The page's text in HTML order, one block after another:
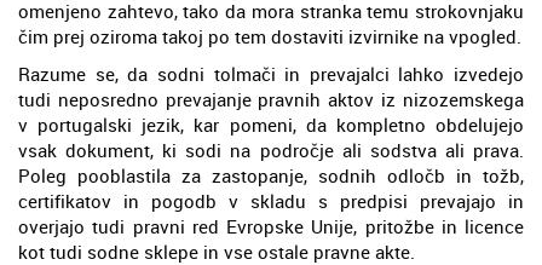
omenjeno zahtevo, tako da mora stranka temu strokovnjaku
čim prej oziroma takoj po tem dostaviti izvirnike na vpogled.
Razume se, da sodni tolmači in prevajalci lahko izvedejo
tudi neposredno prevajanje pravnih aktov iz nizozemskega
v portugalski jezik, kar pomeni, da kompletno obdelujejo
vsak dokument, ki sodi na področje ali sodstva ali prava.
Poleg pooblastila za zastopanje, sodnih odločb in tožb,
certifikatov in pogodb v skladu s predpisi prevajajo in
overjajo tudi pravni red Evropske Unije, pritožbe in licence
kot tudi sodne sklepe in vse ostale pravne akte.